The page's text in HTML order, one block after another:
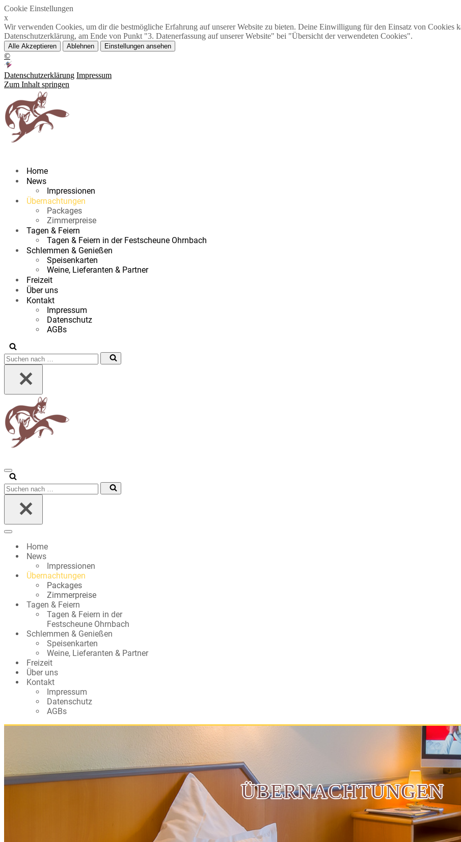
Cookie Einstellungen
x
Wir verwenden Cookies, um dir die bestmögliche Erfahrung auf unserer Website zu bieten. Deine Einwilligung für den Einsatz von Cookies
Datenschutzerklärung, am Ende von Punkt "3. Datenerfassung auf unserer Website" bei "Übersicht der verwendeten Cookies".
Alle Akzeptieren Ablehnen Einstellungen ansehen
©
Datenschutzerklärung Impressum
Zum Inhalt springen
Home
News
Impressionen
Übernachtungen
Packages
Zimmerpreise
Tagen & Feiern
Tagen & Feiern in der Festscheune Ohrnbach
Schlemmen & Genießen
Speisenkarten
Weine, Lieferanten & Partner
Freizeit
Über uns
Kontakt
Impressum
Datenschutz
AGBs
Suchen
nach …
Navigationsmenü
Suchen
nach …
Navigationsmenü
Home
News
Impressionen
Übernachtungen
Packages
Zimmerpreise
Tagen & Feiern
Tagen & Feiern in der
Festscheune Ohrnbach
Schlemmen & Genießen
Speisenkarten
Weine, Lieferanten & Partner
Freizeit
Über uns
Kontakt
Impressum
Datenschutz
AGBs
ÜBERNACHTUNGEN